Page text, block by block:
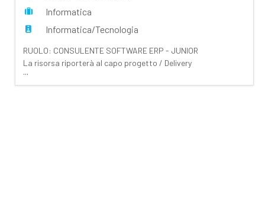
IT
Informatica
Informatica/Tecnologia
RUOLO: CONSULENTE SOFTWARE ERP - JUNIOR
La risorsa riporterà al capo progetto / Delivery
SCOPO DEL RUOLO La risorsa dovrà essere in
grado, dopo opportuna formazione e
...